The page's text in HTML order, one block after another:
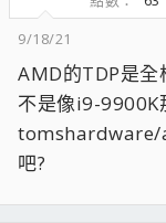
9/18/21
AMD的TDP是全
不是像i9-9900K
tomshardware/
吧?